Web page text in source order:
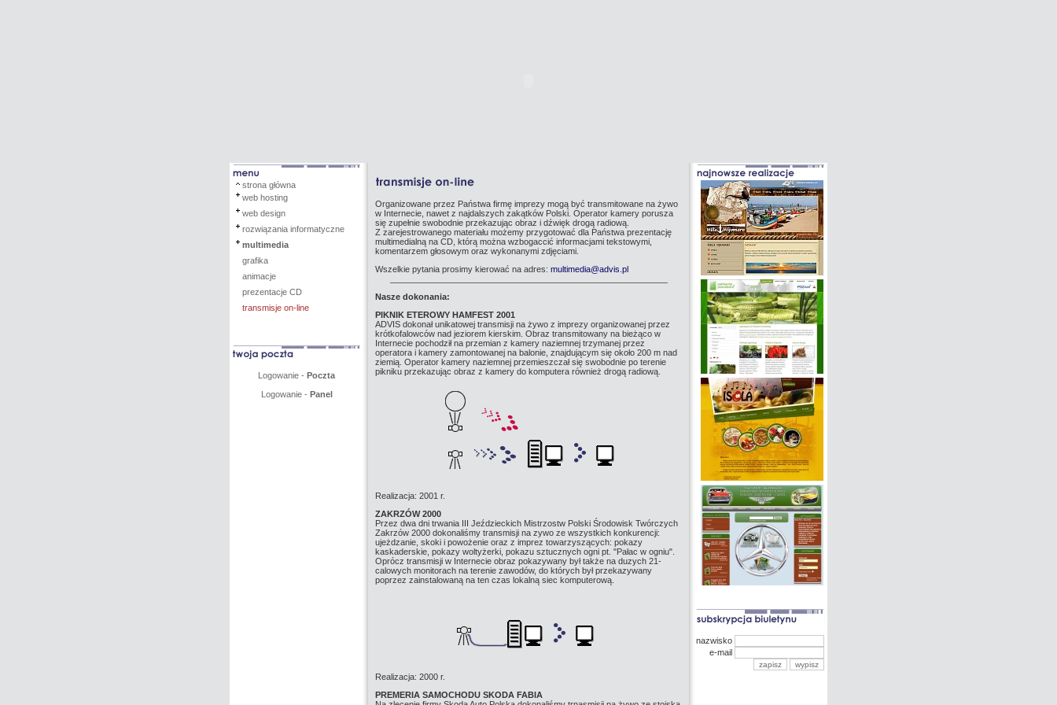
strona główna
web hosting
web design
rozwiązania informatyczne
multimedia
grafika
animacje
prezentacje CD
transmisje on-line
Logowanie - Poczta
Logowanie - Panel
Organizowane przez Państwa firmę imprezy mogą być transmitowane na żywo
w Internecie, nawet z najdalszych zakątków Polski. Operator kamery porusza
się zupełnie swobodnie przekazując obraz i dźwięk drogą radiową.
Z zarejestrowanego materiału możemy przygotować dla Państwa prezentację
multimedialną na CD, którą można wzbogaccić informacjami tekstowymi,
komentarzem głosowym oraz wykonanymi zdjęciami.
Wszelkie pytania prosimy kierować na adres: multimedia@advis.pl
Nasze dokonania:
PIKNIK ETEROWY HAMFEST 2001
ADVIS dokonał unikatowej transmisji na żywo z imprezy organizowanej przez
krótkofalowców nad jeziorem kierskim. Obraz transmitowany na bieżąco w
Internecie pochodził na przemian z kamery naziemnej trzymanej przez
operatora i kamery zamontowanej na balonie, znajdującym się około 200 m nad
ziemią. Operator kamery naziemnej przemieszczał się swobodnie po terenie
pikniku przekazując obraz z kamery do komputera również drogą radiową.
Realizacja: 2001 r.
ZAKRZÓW 2000
Przez dwa dni trwania III Jeździeckich Mistrzostw Polski Środowisk Twórczych
Zakrzów 2000 dokonaliśmy transmisji na zywo ze wszystkich konkurencji:
ujeżdzanie, skoki i powożenie oraz z imprez towarzyszących: pokazy
kaskaderskie, pokazy woltyżerki, pokazu sztucznych ogni pt. "Pałac w ogniu".
Oprócz transmisji w Internecie obraz pokazywany był także na duzych 21-
calowych monitorach na terenie zawodów, do których był przekazywany
poprzez zainstalowaną na ten czas lokalną siec komputerową.
Realizacja: 2000 r.
PREMERIA SAMOCHODU SKODA FABIA
nazwisko
e-mail